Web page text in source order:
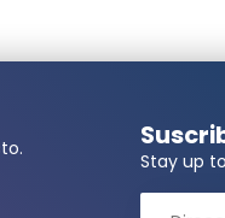
Stay up